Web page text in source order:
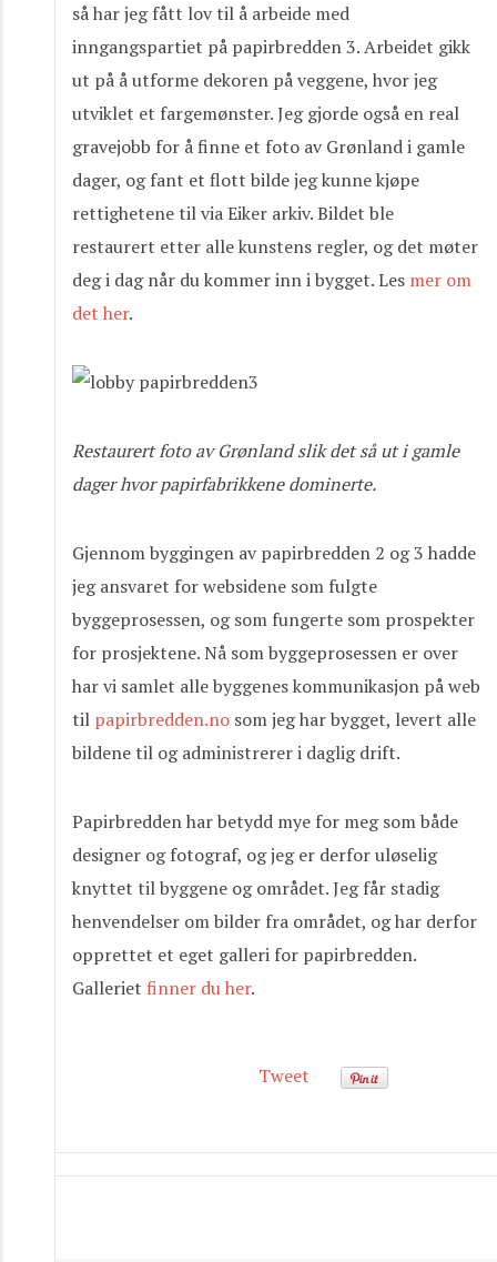
så har jeg fått lov til å arbeide med
inngangspartiet på papirbredden 3. Arbeidet gikk
ut på å utforme dekoren på veggene, hvor jeg
utviklet et fargemønster. Jeg gjorde også en real
gravejobb for å finne et foto av Grønland i gamle
dager, og fant et flott bilde jeg kunne kjøpe
rettighetene til via Eiker arkiv. Bildet ble
restaurert etter alle kunstens regler, og det møter
deg i dag når du kommer inn i bygget. Les mer om
det her.
Restaurert foto av Grønland slik det så ut i gamle
dager hvor papirfabrikkene dominerte.
Gjennom byggingen av papirbredden 2 og 3 hadde
jeg ansvaret for websidene som fulgte
byggeprosessen, og som fungerte som prospekter
for prosjektene. Nå som byggeprosessen er over
har vi samlet alle byggenes kommunikasjon på web
til papirbredden.no som jeg har bygget, levert alle
bildene til og administrerer i daglig drift.
Papirbredden har betydd mye for meg som både
designer og fotograf, og jeg er derfor uløselig
knyttet til byggene og området. Jeg får stadig
henvendelser om bilder fra området, og har derfor
opprettet et eget galleri for papirbredden.
Galleriet finner du her.
Tweet